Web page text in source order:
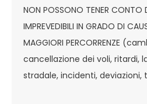
NON POSSONO TENER CONTO
IMPREVEDIBILI IN GRADO DI
MAGGIORI PERCORRENZE
cancellazione dei voli, ritardi,
stradale, incidenti,